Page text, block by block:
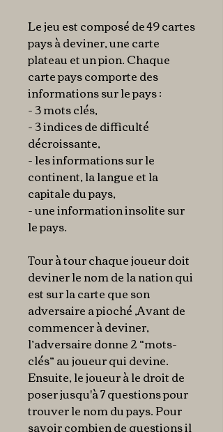
Le jeu est composé de 49 cartes
pays à deviner, une carte
plateau et un pion. Chaque
carte pays comporte des
informations sur le pays :
- 3 mots clés,
- 3 indices de difficulté
décroissante,
- les informations sur le
continent, la langue et la
capitale du pays,
- une information insolite sur
le pays.
Tour à tour chaque joueur doit
deviner le nom de la nation qui
est sur la carte que son
adversaire a pioché ,Avant de
commencer à deviner,
l’adversaire donne 2 “mots-
clés” au joueur qui devine.
Ensuite, le joueur à le droit de
poser jusqu'à 7 questions pour
trouver le nom du pays. Pour
savoir combien de questions il